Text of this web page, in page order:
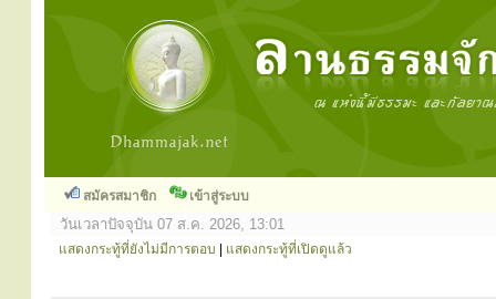
สมัครสมาชิก เข้าสู่ระบบ
วันเวลาปัจจุบัน 07 ส.ค. 2026, 13:01
แสดงกระทู้ที่ยังไม่มีการตอบ แสดงกระทู้ที่เปิดดูแล้ว